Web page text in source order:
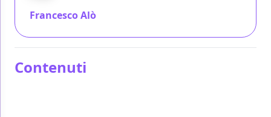
Francesco Alò
Contenuti